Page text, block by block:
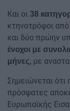
Και οι 38
κτηνοτρόφοι
και δύο πρώην
ένοχοι με
μήνες, με
Σημειώνεται ότι
πρόσφατες
Ευρωπαϊκής